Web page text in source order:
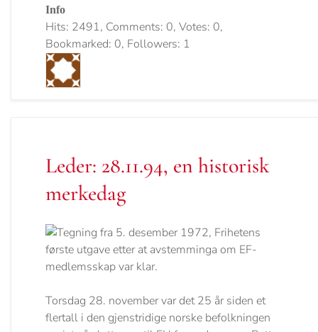
Info
Hits: 2491, Comments: 0, Votes: 0,
Bookmarked: 0, Followers: 1
Leder: 28.11.94, en historisk
merkedag
Torsdag 28. november var det 25 år siden et
flertall i den gjenstridige norske befolkningen